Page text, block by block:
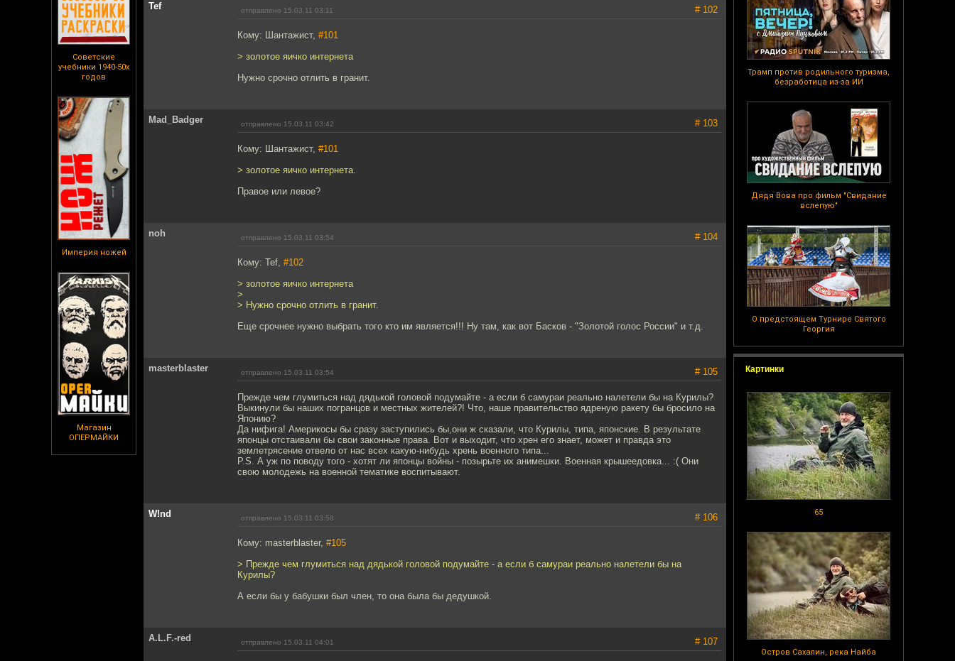
Советские
учебники 1940-50х
годов
Империя ножей
Магазин
ОПЕРМАЙКИ
Трамп против родильного туризма,
безработица из-за ИИ
Дядя Вова про фильм "Свидание
вслепую"
О предстоящем Турнире Святого
Георгия
Картинки
65
Остров Сахалин, река Найба
Tef отправлено 15.03.11 03:11 # 102
Кому: Шантажист, #101
> золотое яичко интернета
Нужно срочно отлить в гранит.
Mad_Badger отправлено 15.03.11 03:42 # 103
Кому: Шантажист, #101
> золотое яичко интернета.
Правое или левое?
noh отправлено 15.03.11 03:54 # 104
Кому: Tef, #102
> золотое яичко интернета
>
> Нужно срочно отлить в гранит.
Еще срочнее нужно выбрать того кто им является!!! Ну там, как вот Басков - "Золотой голос России" и т.д.
masterblaster отправлено 15.03.11 03:54 # 105
Прежде чем глумиться над дядькой головой подумайте - а если б самураи реально налетели бы на Курилы?
Выкинули бы наших погранцов и местных жителей?! Что, наше правительство ядреную ракету бы бросило на
Японию?
Да нифига! Америкосы бы сразу заступились бы,они ж сказали, что Курилы, типа, японские. В результате
японцы отстаивали бы свои законные права. Вот и выходит, что хрен его знает, может и правда это
землетрясение отвело от нас всех какую-нибудь хрень военного типа...
P.S. А уж по поводу того - хотят ли японцы войны - позырьте их анимешки. Военная крышеедовка... :( Они
свою молодежь на военной тематике воспитывают.
W!nd отправлено 15.03.11 03:58 # 106
Кому: masterblaster, #105
> Прежде чем глумиться над дядькой головой подумайте - а если б самураи реально налетели бы на
Курилы?
А если бы у бабушки был член, то она была бы дедушкой.
A.L.F.-red отправлено 15.03.11 04:01 # 107